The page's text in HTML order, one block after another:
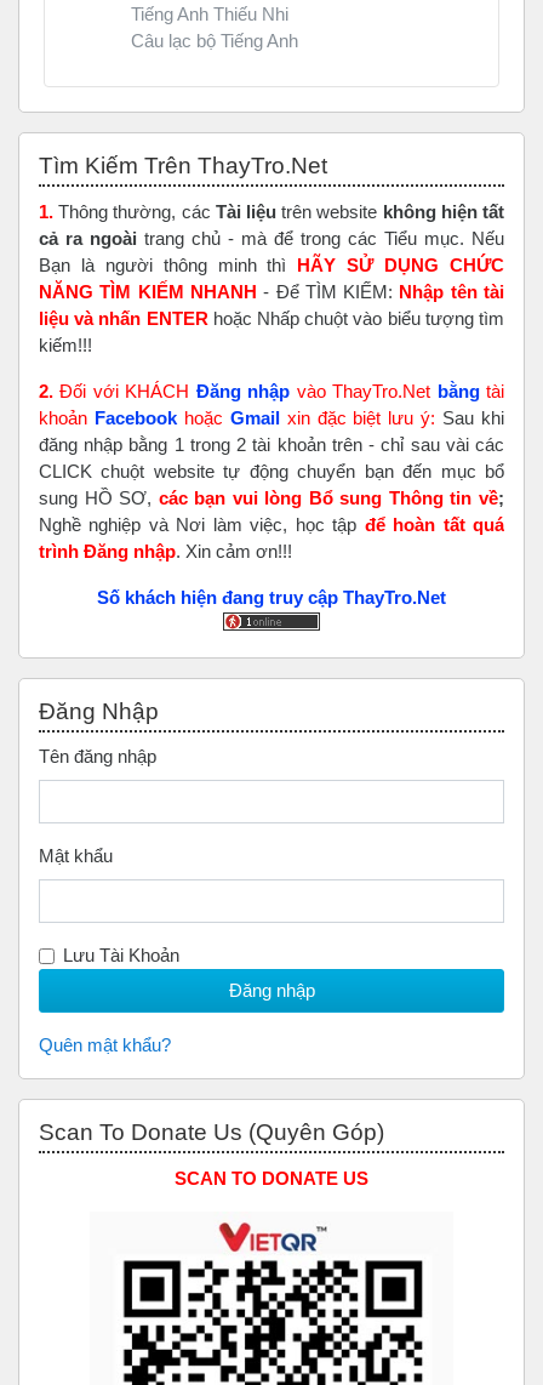
Tiếng Anh Thiếu Nhi
Câu lạc bộ Tiếng Anh
Tìm Kiếm Trên ThayTro.Net
1. Thông thường, các Tài liệu trên website không hiện tất
cả ra ngoài trang chủ - mà để trong các Tiểu mục. Nếu
Bạn là người thông minh thì HÃY SỬ DỤNG CHỨC
NĂNG TÌM KIẾM NHANH - Để TÌM KIẾM: Nhập tên tài
liệu và nhấn ENTER hoặc Nhấp chuột vào biểu tượng tìm
kiếm!!!
2. Đối với KHÁCH Đăng nhập vào ThayTro.Net bằngtài
khoản Facebook hoặc Gmailxin đặc biệt lưu ý: Sau khi
đăng nhập bằng 1 trong 2 tài khoản trên - chỉ sau vài các
CLICK chuột website tự động chuyển bạn đến mục bổ
sung HỒ SƠ, các bạn vui lòng Bổ sung Thông tin về;
Nghề nghiệp và Nơi làm việc, học tập để hoàn tấtquá
trình Đăng nhập. Xin cảm ơn!!!
Số khách hiện đang truy cập ThayTro.Net
Đăng Nhập
Tên đăng nhập
Mật khẩu
Lưu Tài Khoản
Quên mật khẩu?
Scan To Donate Us (Quyên Góp)
SCAN TO DONATE US